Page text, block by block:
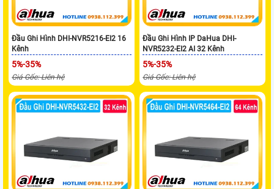
Đầu Ghi Hình DHI-NVR5216-EI2 16
Kênh
5%-35%
Giá Gốc: Liên hệ
Đầu Ghi Hình IP DaHua DHI-
NVR5232-EI2 AI 32 Kênh
5%-35%
Giá Gốc: Liên hệ